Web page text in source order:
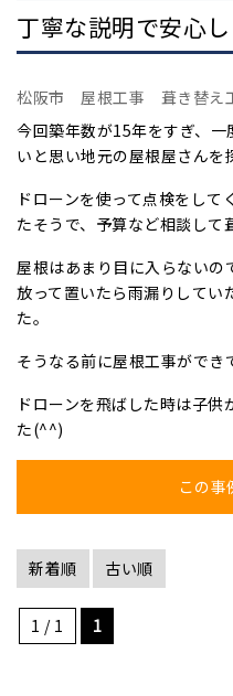
丁寧な説明で安心し
松阪市 屋根工事 葺き替え
今回築年数が15年をすぎ、
いと思い地元の屋根屋さんを
ドローンを使って点検をして
たそうで、予算など相談して
屋根はあまり目に入らないの
放って置いたら雨漏りしてい
た。
そうなる前に屋根工事ができ
ドローンを飛ばした時は子
た(^^)
この事
新着順 古い順
1 / 1 1